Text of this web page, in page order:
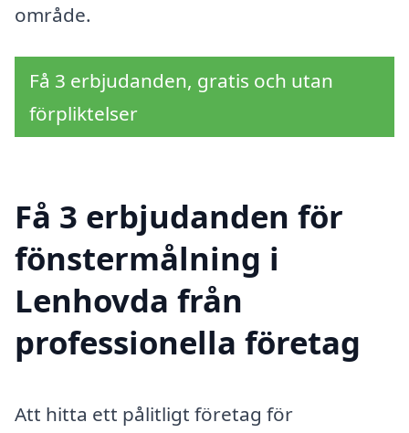
område.
Få 3 erbjudanden, gratis och utan
förpliktelser
Få 3 erbjudanden för
fönstermålning i
Lenhovda från
professionella företag
Att hitta ett pålitligt företag för